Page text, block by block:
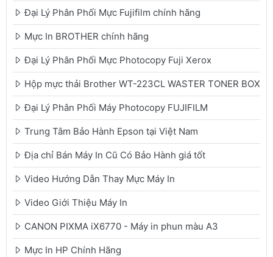
Đại Lý Phân Phối Mực Fujifilm chính hãng
Mực In BROTHER chính hãng
Đại Lý Phân Phối Mực Photocopy Fuji Xerox
Hộp mực thải Brother WT-223CL WASTER TONER BOX
Đại Lý Phân Phối Máy Photocopy FUJIFILM
Trung Tâm Bảo Hành Epson tại Việt Nam
Địa chỉ Bán Máy In Cũ Có Bảo Hành giá tốt
Video Hướng Dẫn Thay Mực Máy In
Video Giới Thiệu Máy In
CANON PIXMA iX6770 - Máy in phun màu A3
Mực In HP Chính Hãng